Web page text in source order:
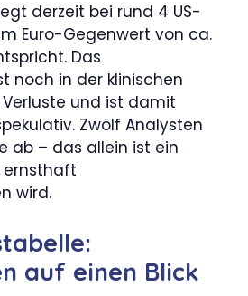
derzeit bei rund 4 US-
Euro-Gegenwert von ca.
Das
noch in der klinischen
und ist damit
Zwölf Analysten
ab – das allein ist ein
ernsthaft
wird.
auf einen Blick